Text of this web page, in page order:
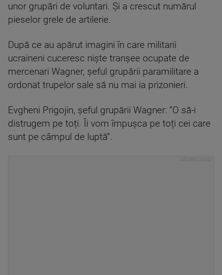
unor grupări de voluntari. Și a crescut numărul
pieselor grele de artilerie.
După ce au apărut imagini în care militarii
ucraineni cuceresc niște tranșee ocupate de
mercenari Wagner, șeful grupării paramilitare a
ordonat trupelor sale să nu mai ia prizonieri.
Evgheni Prigojin, șeful grupării Wagner: ”O să-i
distrugem pe toți. Îi vom împușca pe toți cei care
sunt pe câmpul de luptă”.